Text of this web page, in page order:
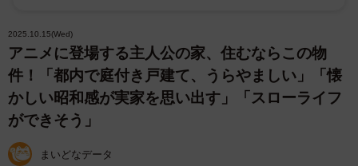
2025.10.15(Wed)
アニメに登場する主人公の家、住むならこの物
件！「都内で庭付き戸建て、うらやましい」「懐
かしい昭和感が実家を思い出す」「スローライフ
ができそう」
まいどなデータ